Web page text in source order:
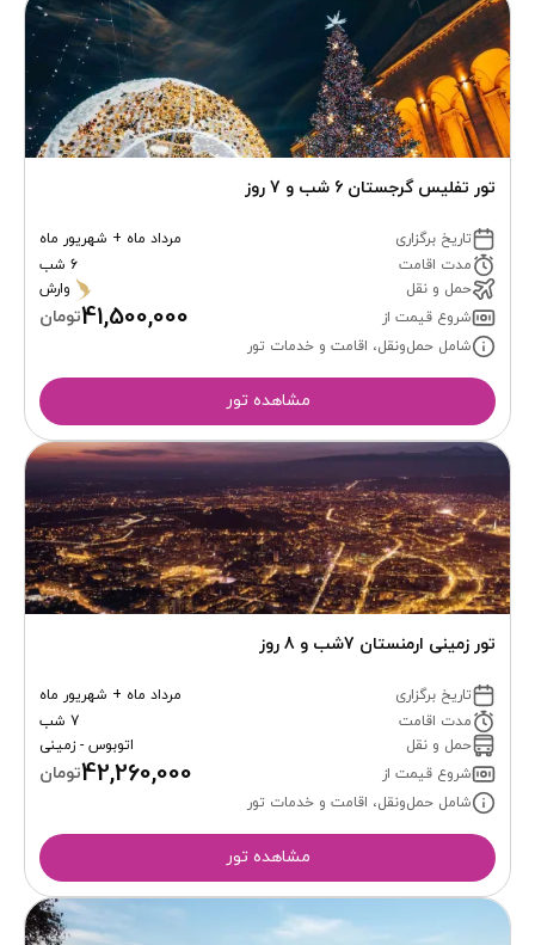
تور تفلیس گرجستان 6 شب و 7 روز
تاریخ برگزاری
مرداد ماه + شهریور ماه
مدت اقامت
6 شب
حمل و نقل
وارش
شروع قیمت از
41,500,000تومان
شامل حمل‌ونقل، اقامت و خدمات تور
مشاهده تور
تور زمینی ارمنستان 7شب و 8 روز
تاریخ برگزاری
مرداد ماه + شهریور ماه
مدت اقامت
7 شب
حمل و نقل
اتوبوس - زمینی
شروع قیمت از
42,260,000تومان
شامل حمل‌ونقل، اقامت و خدمات تور
مشاهده تور